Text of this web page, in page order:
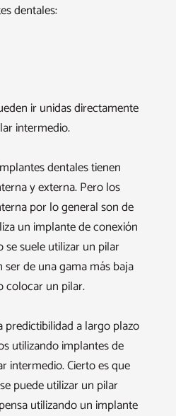
dentales:
ir unidas directamente
intermedio.
dentales tienen
y externa. Pero los
por lo general son de
un implante de conexión
suele utilizar un pilar
de una gama más baja
colocar un pilar.
a largo plazo
utilizando implantes de
intermedio. Cierto es que
puede utilizar un pilar
utilizando un implante